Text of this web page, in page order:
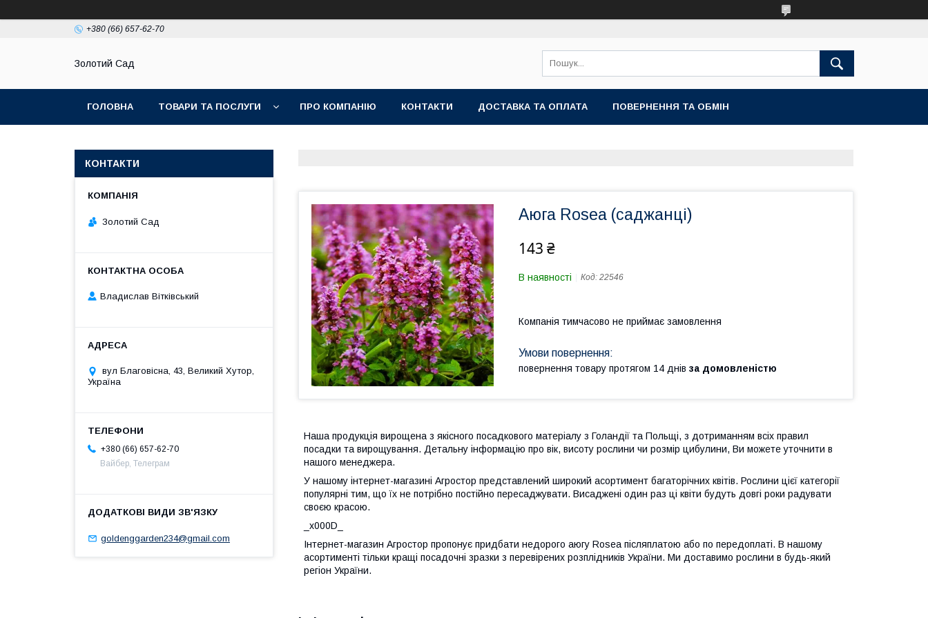
+380 (66) 657-62-70
Золотий Сад
ГОЛОВНА ТОВАРИ ТА ПОСЛУГИ ПРО КОМПАНІЮ КОНТАКТИ ДОСТАВКА ТА ОПЛАТА ПОВЕРНЕННЯ ТА ОБМІН
Аюга Rosea (саджанці)
143 ₴
В наявності Код: 22546
Компанія тимчасово не приймає замовлення
повернення товару протягом 14 днів за домовленістю
Наша продукція вирощена з якісного посадкового матеріалу з Голандії та Польщі, з дотриманням всіх правил
посадки та вирощування. Детальну інформацію про вік, висоту рослини чи розмір цибулини, Ви можете уточнити в
нашого менеджера.
У нашому інтернет-магазині Агростор представлений широкий асортимент багаторічних квітів. Рослини цієї категорії
популярні тим, що їх не потрібно постійно пересаджувати. Висаджені один раз ці квіти будуть довгі роки радувати
своєю красою.
_x000D_
Інтернет-магазин Агростор пропонує придбати недорого аюгу Rosea післяплатою або по передоплаті. В нашому
асортименті тільки кращі посадочні зразки з перевірених розплідників України. Ми доставимо рослини в будь-який
регіон України.
КОНТАКТИ
Золотий Сад
Владислав Вітківський
вул Благовісна, 43, Великий Хутор,
Україна
+380 (66) 657-62-70
Вайбер, Телеграм
goldenggarden234@gmail.com